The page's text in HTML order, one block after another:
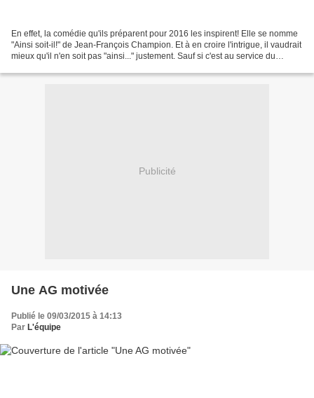
En effet, la comédie qu'ils préparent pour 2016 les inspirent! Elle se nomme
"Ainsi soit-il!" de Jean-François Champion. Et à en croire l'intrigue, il vaudrait
mieux qu'il n'en soit pas "ainsi..." justement. Sauf si c'est au service du
Publicité
Une AG motivée
Publié le 09/03/2015 à 14:13
Par L'équipe